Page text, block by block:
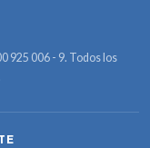
925 006 - 9. Todos los